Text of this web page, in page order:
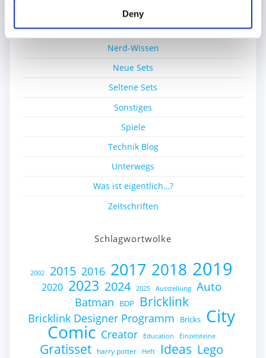
Deny
Lego Ideas Pick
MOC
Nerd-Wissen
Neue Sets
Seltene Sets
Sonstiges
Spiele
Technik Blog
Unterwegs
Was ist eigentlich…?
Zeitschriften
Schlagwortwolke
2002 2015 2016 2017 2018 2019
2020 2023 2024 2025 Ausstellung Auto
Batman BDP Bricklink
Bricklink Designer Programm Bricks City
Comic Creator Education Einzelsteine
Gratisset harry potter Heft Ideas Lego